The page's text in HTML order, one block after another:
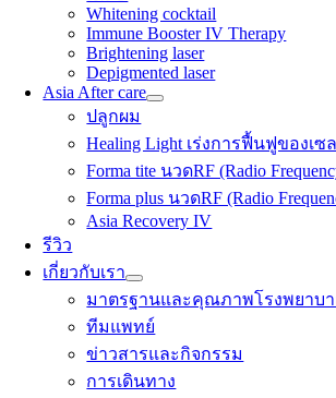
Whitening cocktail
Immune Booster IV Therapy
Brightening laser
Depigmented laser
Asia After care
ปลูกผม
Healing Light เร่งการฟื้นฟูของเ
Forma tite นวดRF (Radio
Forma plus นวดRF (Radio
Asia Recovery IV
รีวิว
เกี่ยวกับเรา
มาตรฐานและคุณภาพโรงพยาบ
ทีมแพทย์
ข่าวสารและกิจกรรม
การเดินทาง